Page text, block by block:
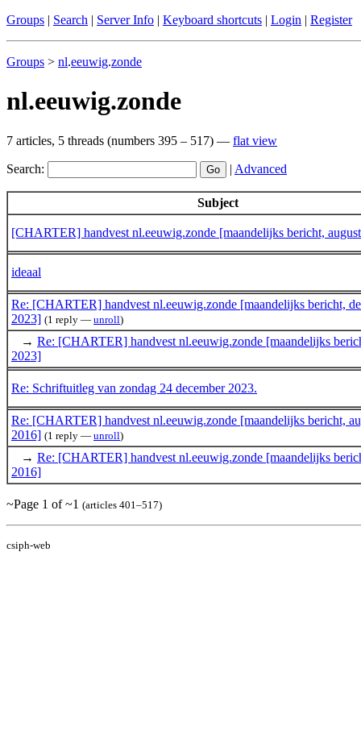
Groups | Search | Server Info | Keyboard shortcuts | Login | Register
Groups > nl.eeuwig.zonde
nl.eeuwig.zonde
7 articles, 5 threads (numbers 395 – 517) — flat view
Search: | Advanced
Subject
[CHARTER] handvest nl.eeuwig.zonde [maandelijks bericht,
ideaal
Re: [CHARTER] handvest nl.eeuwig.zonde [maandelijks bericht,
2023] (1 reply — unroll)
→ Re: [CHARTER] handvest nl.eeuwig.zonde [maandelijks
2023]
Re: Schriftuitleg van zondag 24 december 2023.
Re: [CHARTER] handvest nl.eeuwig.zonde [maandelijks bericht,
2016] (1 reply — unroll)
→ Re: [CHARTER] handvest nl.eeuwig.zonde [maandelijks
2016]
~Page 1 of ~1 (articles 401–517)
csiph-web